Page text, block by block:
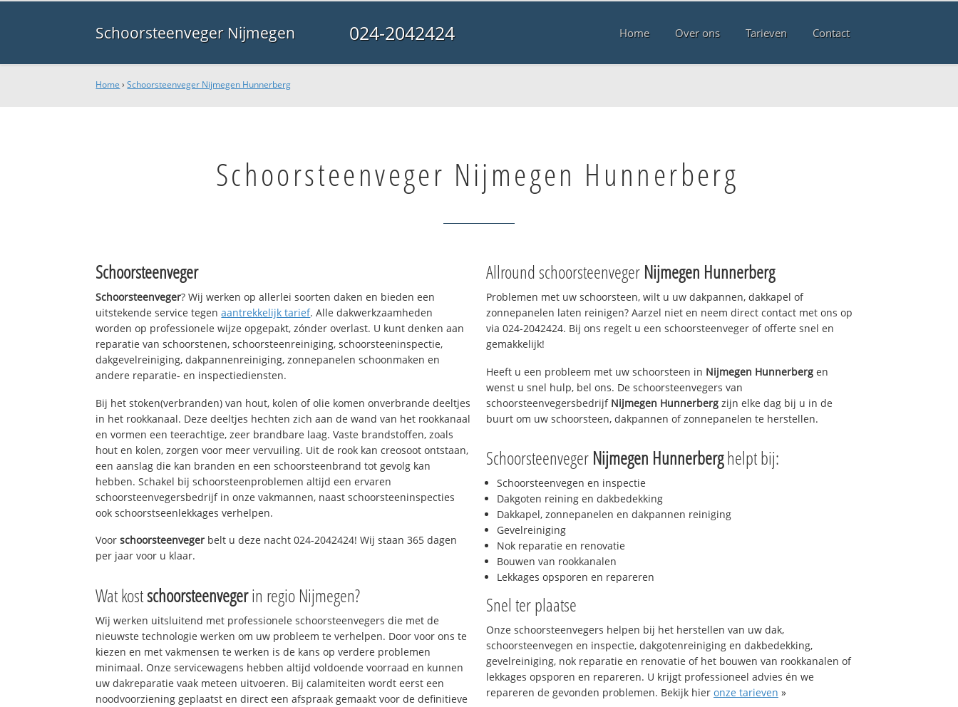
Schoorsteenveger Nijmegen 024-2042424 Home Over ons Tarieven Contact
Home ›Schoorsteenveger Nijmegen Hunnerberg
Schoorsteenveger Nijmegen Hunnerberg
Schoorsteenveger
Schoorsteenveger? Wij werken op allerlei soorten daken en bieden een
uitstekende service tegenaantrekkelijk tarief. Alle dakwerkzaamheden
worden op professionele wijze opgepakt, zónder overlast. U kunt denken aan
reparatie van schoorstenen, schoorsteenreiniging, schoorsteeninspectie,
dakgevelreiniging, dakpannenreiniging, zonnepanelen schoonmaken en
andere reparatie- en inspectiediensten.
Bij het stoken(verbranden) van hout, kolen of olie komen onverbrande deeltjes
in het rookkanaal. Deze deeltjes hechten zich aan de wand van het rookkanaal
en vormen een teerachtige, zeer brandbare laag. Vaste brandstoffen, zoals
hout en kolen, zorgen voor meer vervuiling. Uit de rook kan creosoot ontstaan,
een aanslag die kan branden en een schoorsteenbrand tot gevolg kan
hebben. Schakel bij schoorsteenproblemen altijd een ervaren
schoorsteenvegersbedrijf in onze vakmannen, naast schoorsteeninspecties
ook schoorstseenlekkages verhelpen.
Voorschoorsteenveger belt u deze nacht 024-2042424! Wij staan 365 dagen
per jaar voor u klaar.
Wat kostschoorsteenvegerin regio Nijmegen?
Wij werken uitsluitend met professionele schoorsteenvegers die met de
nieuwste technologie werken om uw probleem te verhelpen. Door voor ons te
kiezen en met vakmensen te werken is de kans op verdere problemen
minimaal. Onze servicewagens hebben altijd voldoende voorraad en kunnen
uw dakreparatie vaak meteen uitvoeren. Bij calamiteiten wordt eerst een
noodvoorziening geplaatst en direct een afspraak gemaakt voor de definitieve
Allround schoorsteenveger Nijmegen Hunnerberg
Problemen met uw schoorsteen, wilt u uw dakpannen, dakkapel of
zonnepanelen laten reinigen? Aarzel niet en neem direct contact met ons op
via 024-2042424. Bij ons regelt u een schoorsteenveger of offerte snel en
gemakkelijk!
Heeft u een probleem met uw schoorsteen in Nijmegen Hunnerberg en
wenst u snel hulp, bel ons. De schoorsteenvegers van
schoorsteenvegersbedrijf Nijmegen Hunnerberg zijn elke dag bij u in de
buurt om uw schoorsteen, dakpannen of zonnepanelen te herstellen.
Schoorsteenveger Nijmegen Hunnerberghelpt bij:
Schoorsteenvegen en inspectie
Dakgoten reining en dakbedekking
Dakkapel, zonnepanelen en dakpannen reiniging
Gevelreiniging
Nok reparatie en renovatie
Bouwen van rookkanalen
Lekkages opsporen en repareren
Snel ter plaatse
Onze schoorsteenvegers helpen bij het herstellen van uw dak,
schoorsteenvegen en inspectie, dakgotenreiniging en dakbedekking,
gevelreiniging, nok reparatie en renovatie of het bouwen van rookkanalen of
lekkages opsporen en repareren. U krijgt professioneel advies én we
repareren de gevonden problemen. Bekijk hier onze tarieven »